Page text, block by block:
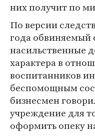
них получит по
По версии
года обвиняемый
насильственные
характера в
воспитанников
беспомощным
бизнесмен
учреждение для
оформить опеку